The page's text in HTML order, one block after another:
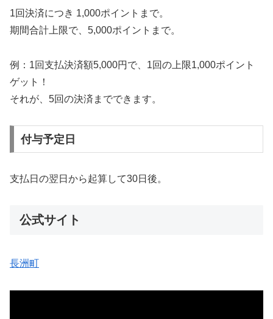
1回決済につき 1,000ポイントまで。
期間合計上限で、5,000ポイントまで。
例：1回支払決済額5,000円で、1回の上限1,000ポイント
ゲット！
それが、5回の決済までできます。
付与予定日
支払日の翌日から起算して30日後。
公式サイト
長洲町